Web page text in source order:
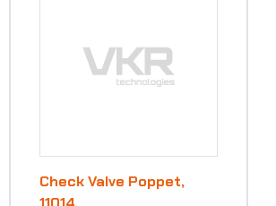
Check Valve Poppet,